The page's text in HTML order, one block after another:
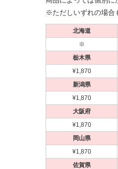
代引不可
ポスターグリップ PG-
ルバー 屋外用 R型
¥9,570（税込）
国産メーカー、シンエイ
代引不可
屋内用
A2（W420×H594）
ALUMIUM SERIES 01
ルバー 屋内用
¥11,330 （税込）
代引不可
ポスターグリップ PG-
ルバー(梨地調) 屋内用 R型
¥25,740（税込）
国産メーカー、シンエイ
代引不可
ポスターグリップ PG-
ルバー 屋外用 R型
¥12,155（税込）
国産メーカー、シンエイ
代引不可
ポスターグリップ PG-
ルバー 屋外用 R型
¥8,305（税込）
国産メーカー、シンエイ
※ただしいずれの場合
北海道
※
栃木県
¥1,870
新潟県
¥1,870
大阪府
¥1,870
岡山県
¥1,870
佐賀県